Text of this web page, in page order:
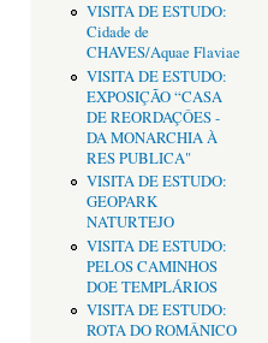
VISITA DE ESTUDO:
Cidade de
CHAVES/Aquae Flaviae
VISITA DE ESTUDO:
EXPOSIÇÃO “CASA
DE REORDAÇÔES -
DA MONARCHIA À
RES PUBLICA"
VISITA DE ESTUDO:
GEOPARK
NATURTEJO
VISITA DE ESTUDO:
PELOS CAMINHOS
DOE TEMPLÁRIOS
VISITA DE ESTUDO:
ROTA DO ROMÂNICO